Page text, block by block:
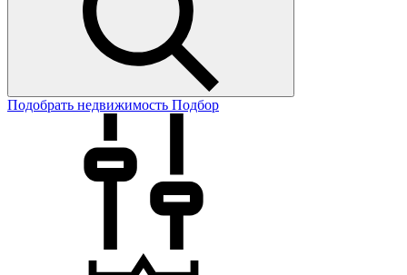
Подобрать недвижимость Подбор